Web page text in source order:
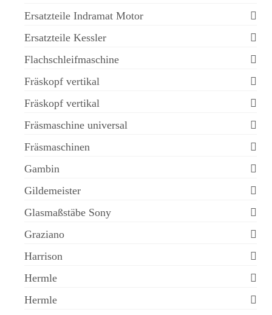
Ersatzteile Indramat Motor
Ersatzteile Kessler
Flachschleifmaschine
Fräskopf vertikal
Fräskopf vertikal
Fräsmaschine universal
Fräsmaschinen
Gambin
Gildemeister
Glasmaßstäbe Sony
Graziano
Harrison
Hermle
Hermle